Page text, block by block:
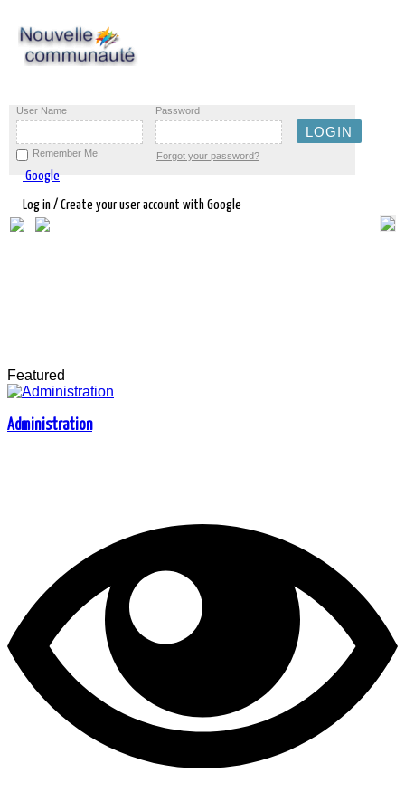
User Name Password
Remember Me Forgot your password?
Google
Log in / Create your user account with Google
Featured
Administration